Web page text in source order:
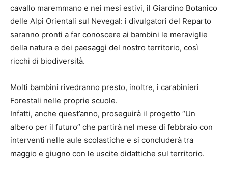
cavallo maremmano e nei mesi estivi, il Giardino Botanico
delle Alpi Orientali sul Nevegal: i divulgatori del Reparto
saranno pronti a far conoscere ai bambini le meraviglie
della natura e dei paesaggi del nostro territorio, così
ricchi di biodiversità.
Molti bambini rivedranno presto, inoltre, i carabinieri
Forestali nelle proprie scuole.
Infatti, anche quest’anno, proseguirà il progetto “Un
albero per il futuro” che partirà nel mese di febbraio con
interventi nelle aule scolastiche e si concluderà tra
maggio e giugno con le uscite didattiche sul territorio.